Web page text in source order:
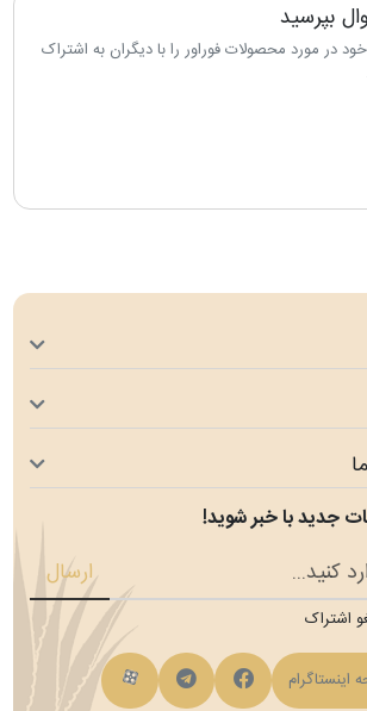
بپرسید
در مورد محصولات فوراور را با دیگران به اشتراک
جدید با خبر شوید!
ارسال
اشتراک
اینستاگرام فیسبوک کانال تلگرامکانال آپارات